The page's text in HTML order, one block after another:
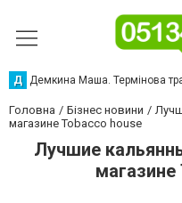
Д Демкина Маша. Термінова
Головна Бізнес новини
магазине Tobacco house
Лучшие
магазине